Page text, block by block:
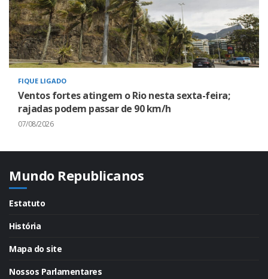
FIQUE LIGADO
Ventos fortes atingem o Rio nesta sexta-feira;
rajadas podem passar de 90 km/h
07/08/2026
Mundo Republicanos
Estatuto
História
Mapa do site
Nossos Parlamentares